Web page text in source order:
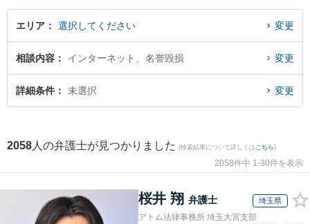
座エール法律事務所の外山 大地弁護士、春田法律事務所 札幌オフィスの堺 洋
一郎弁護士のプロフィール情報や弁護士費用、強みなどが注目されています。
東京や大阪、名古屋といった大都市圏の弁護士から福岡、札幌、仙台といった
ご利用ください。『東京都内で土日や夜間に発生した名誉毀損のトラブルを今
すぐに弁護士に相談したい』『名誉毀損のトラブル解決の実績豊富な大阪の弁
護士を検索したい』『初回相談無料で名誉毀損の問題を法律相談できる名古屋
エリア 選択してください 変更
相談内容 インターネット、名誉毀損 変更
詳細条件 未選択 変更
2058 人の弁護士が見つかりました (検索結果について詳しくは こちら)
2058件中 1-30件を表示
桜井 翔 弁護士 埼玉県
アトム法律事務所 埼玉大宮支部